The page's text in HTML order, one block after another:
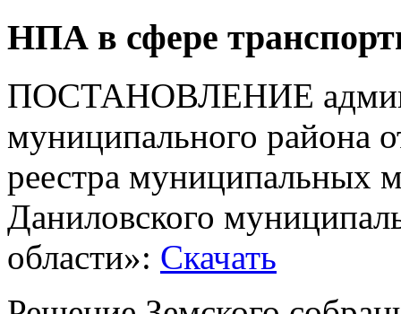
НПА в сфере
ПОСТАНОВЛЕНИЕ
муниципального района
реестра муниципальных
Даниловского
области»: Скачать